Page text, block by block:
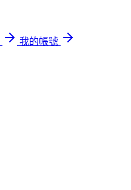
我的帳號